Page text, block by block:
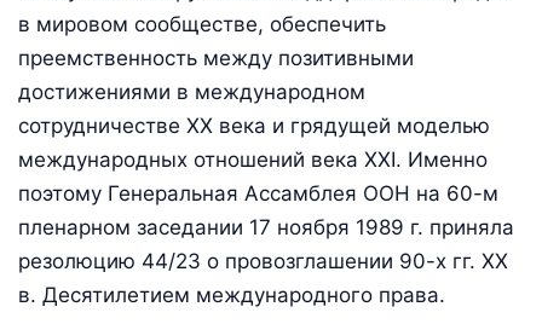
в мировом сообществе, обеспечить
преемственность между позитивными
достижениями в международном
сотрудничестве XX века и грядущей моделью
международных отношений века XXI. Именно
поэтому Генеральная Ассамблея ООН на 60-м
пленарном заседании 17 ноября 1989 г. приняла
резолюцию 44/23 о провозглашении 90-х гг. XX
в. Десятилетием международного права.